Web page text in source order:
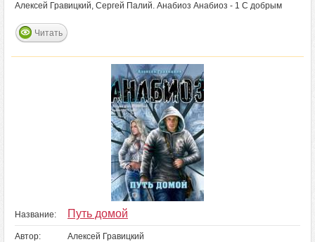
Алексей Гравицкий, Сергей Палий. Анабиоз Анабиоз - 1 С добрым
Читать
Название: Путь домой
Автор: Алексей Гравицкий